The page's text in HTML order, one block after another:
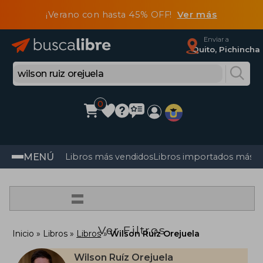
¡Verano con hasta 45% OFF! Ver más
Enviar a
Quito, Pichincha
0
MENÚ Libros más vendidosLibros importados más
=
Ver Filtros
Inicio Libros Libros Wilson Ruíz Orejuela
Wilson Ruíz Orejuela